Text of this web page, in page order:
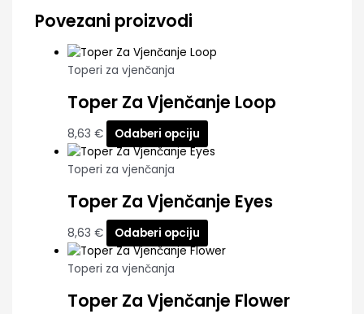
Povezani proizvodi
Toperi za vjenčanja
Toper Za Vjenčanje Loop
8,63 € Odaberi opciju
Toperi za vjenčanja
Toper Za Vjenčanje Eyes
8,63 € Odaberi opciju
Toperi za vjenčanja
Toper Za Vjenčanje Flower